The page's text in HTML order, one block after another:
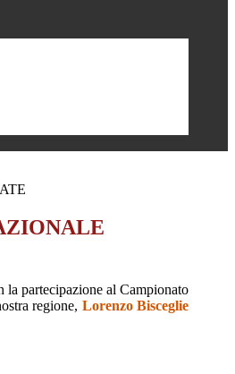
la partecipazione al Campionato
regione, Lorenzo Bisceglie